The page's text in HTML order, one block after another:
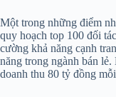
Một trong những điểm
quy hoạch top 100 đối
cường khả năng cạnh
năng trong ngành bán
doanh thu 80 tỷ đồng